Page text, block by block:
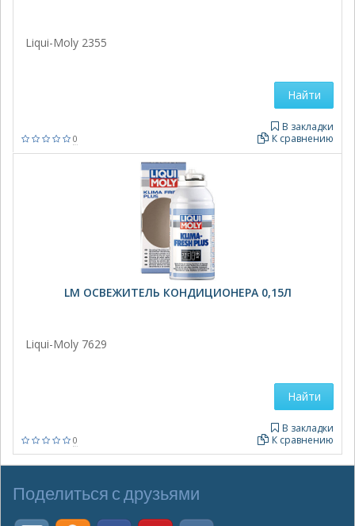
Liqui-Moly 2355
0
В закладки
К сравнению
Найти
LM ОСВЕЖИТЕЛЬ КОНДИЦИОНЕРА 0,15Л
Liqui-Moly 7629
0
В закладки
К сравнению
Найти
Поделиться с друзьями